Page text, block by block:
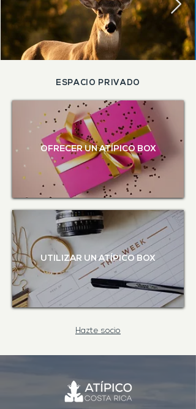
ESPACIO PRIVADO
OFRECER UN ATÍPICO BOX
UTILIZAR UN ATÍPICO BOX
Hazte socio